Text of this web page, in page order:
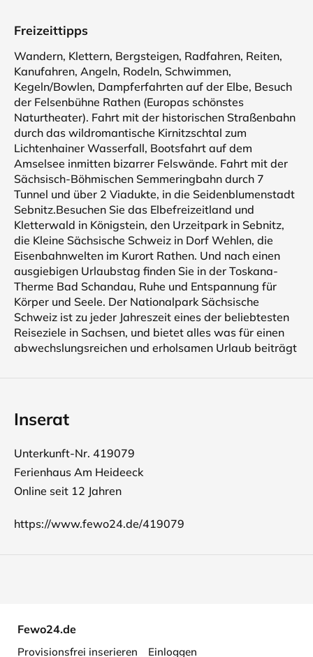
Freizeittipps
Wandern, Klettern, Bergsteigen, Radfahren, Reiten,
Kanufahren, Angeln, Rodeln, Schwimmen,
Kegeln/Bowlen, Dampferfahrten auf der Elbe, Besuch
der Felsenbühne Rathen (Europas schönstes
Naturtheater). Fahrt mit der historischen Straßenbahn
durch das wildromantische Kirnitzschtal zum
Lichtenhainer Wasserfall, Bootsfahrt auf dem
Amselsee inmitten bizarrer Felswände. Fahrt mit der
Sächsisch-Böhmischen Semmeringbahn durch 7
Tunnel und über 2 Viadukte, in die Seidenblumenstadt
Sebnitz.Besuchen Sie das Elbefreizeitland und
Kletterwald in Königstein, den Urzeitpark in Sebnitz,
die Kleine Sächsische Schweiz in Dorf Wehlen, die
Eisenbahnwelten im Kurort Rathen. Und nach einen
ausgiebigen Urlaubstag finden Sie in der Toskana-
Therme Bad Schandau, Ruhe und Entspannung für
Körper und Seele. Der Nationalpark Sächsische
Schweiz ist zu jeder Jahreszeit eines der beliebtesten
Reiseziele in Sachsen, und bietet alles was für einen
abwechslungsreichen und erholsamen Urlaub beiträgt
Inserat
Unterkunft-Nr. 419079
Ferienhaus Am Heideeck
Online seit 12 Jahren
https://www.fewo24.de/419079
Fewo24.de
Provisionsfrei inserieren Einloggen